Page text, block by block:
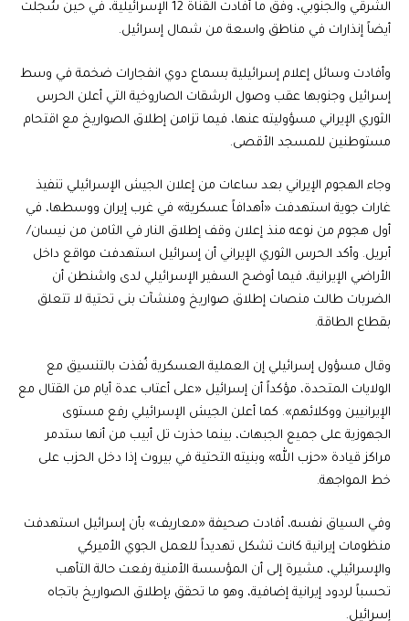
الشرقي والجنوبي، وفق ما أفادت القناة 12 الإسرائيلية، في حين سُجلت
أيضاً إنذارات في مناطق واسعة من شمال إسرائيل.
وأفادت وسائل إعلام إسرائيلية بسماع دوي انفجارات ضخمة في وسط
إسرائيل وجنوبها عقب وصول الرشقات الصاروخية التي أعلن الحرس
الثوري الإيراني مسؤوليته عنها، فيما تزامن إطلاق الصواريخ مع اقتحام
مستوطنين للمسجد الأقصى.
وجاء الهجوم الإيراني بعد ساعات من إعلان الجيش الإسرائيلي تنفيذ
غارات جوية استهدفت «أهدافاً عسكرية» في غرب إيران ووسطها، في
أول هجوم من نوعه منذ إعلان وقف إطلاق النار في الثامن من نيسان/
أبريل. وأكد الحرس الثوري الإيراني أن إسرائيل استهدفت مواقع داخل
الأراضي الإيرانية، فيما أوضح السفير الإسرائيلي لدى واشنطن أن
الضربات طالت منصات إطلاق صواريخ ومنشآت بنى تحتية لا تتعلق
بقطاع الطاقة.
وقال مسؤول إسرائيلي إن العملية العسكرية نُفذت بالتنسيق مع
الولايات المتحدة، مؤكداً أن إسرائيل «على أعتاب عدة أيام من القتال مع
الإيرانيين ووكلائهم». كما أعلن الجيش الإسرائيلي رفع مستوى
الجهوزية على جميع الجبهات، بينما حذرت تل أبيب من أنها ستدمر
مراكز قيادة «حزب الله» وبنيته التحتية في بيروت إذا دخل الحزب على
خط المواجهة.
وفي السياق نفسه، أفادت صحيفة «معاريف» بأن إسرائيل استهدفت
منظومات إيرانية كانت تشكل تهديداً للعمل الجوي الأميركي
والإسرائيلي، مشيرة إلى أن المؤسسة الأمنية رفعت حالة التأهب
تحسباً لردود إيرانية إضافية، وهو ما تحقق بإطلاق الصواريخ باتجاه
إسرائيل.